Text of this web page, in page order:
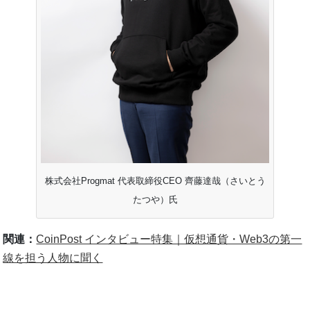
株式会社Progmat 代表取締役CEO 齊藤達哉（さいとう
たつや）氏
関連：CoinPost インタビュー特集｜仮想通貨・Web3の第一
線を担う人物に聞く